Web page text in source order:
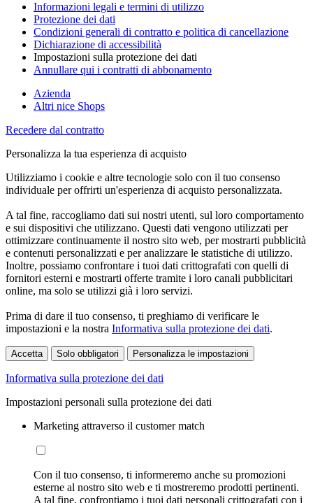
Informazioni legali e termini di utilizzo
Protezione dei dati
Condizioni generali di contratto e politica di cancellazione
Dichiarazione di accessibilità
Impostazioni sulla protezione dei dati
Annullare qui i contratti di abbonamento
Azienda
Altri nice Shops
Recedere dal contratto
Personalizza la tua esperienza di acquisto
Utilizziamo i cookie e altre tecnologie solo con il tuo consenso
individuale per offrirti un'esperienza di acquisto personalizzata.
A tal fine, raccogliamo dati sui nostri utenti, sul loro comportamento
e sui dispositivi che utilizzano. Questi dati vengono utilizzati per
ottimizzare continuamente il nostro sito web, per mostrarti pubblicità
e contenuti personalizzati e per analizzare le statistiche di utilizzo.
Inoltre, possiamo confrontare i tuoi dati crittografati con quelli di
fornitori esterni e mostrarti offerte tramite i loro canali pubblicitari
online, ma solo se utilizzi già i loro servizi.
Prima di dare il tuo consenso, ti preghiamo di verificare le
impostazioni e la nostra Informativa sulla protezione dei dati.
Accetta Solo obbligatori Personalizza le impostazioni
Informativa sulla protezione dei dati
Impostazioni personali sulla protezione dei dati
Marketing attraverso il customer match
Con il tuo consenso, ti informeremo anche su promozioni
esterne al nostro sito web e ti mostreremo prodotti pertinenti.
A tal fine, confrontiamo i tuoi dati personali crittografati con i